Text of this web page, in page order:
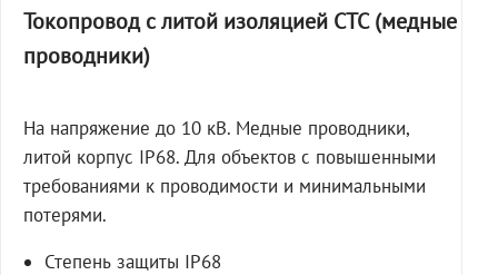
Токопровод с литой изоляцией СТС (медные
проводники)
На напряжение до 10 кВ. Медные проводники,
литой корпус IP68. Для объектов с повышенными
требованиями к проводимости и минимальными
потерями.
Степень защиты IP68